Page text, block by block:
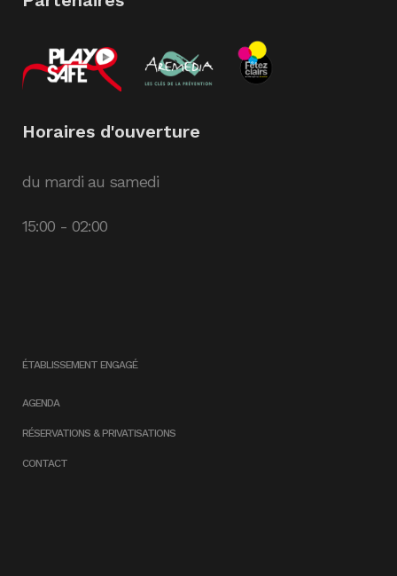
Horaires d'ouverture
du mardi au samedi
15:00 - 02:00
ÉTABLISSEMENT ENGAGÉ
AGENDA
RÉSERVATIONS & PRIVATISATIONS
CONTACT